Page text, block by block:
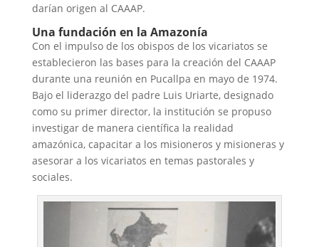
darían origen al CAAAP.
Una fundación en la Amazonía
Con el impulso de los obispos de los vicariatos se
establecieron las bases para la creación del CAAAP
durante una reunión en Pucallpa en mayo de 1974.
Bajo el liderazgo del padre Luis Uriarte, designado
como su primer director, la institución se propuso
investigar de manera científica la realidad
amazónica, capacitar a los misioneros y misioneras y
asesorar a los vicariatos en temas pastorales y
sociales.